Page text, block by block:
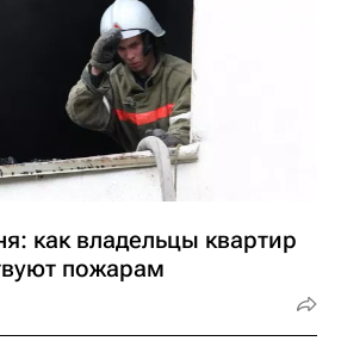
как владельцы квартир
пожарам